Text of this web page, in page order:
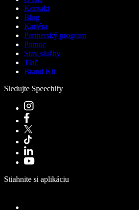
Kontakt
Blog
Kariéra
Partnerský program
Pomoc
Stav služby
Tlač
Brand Kit
Sledujte Speechify
Stiahnite si aplikáciu